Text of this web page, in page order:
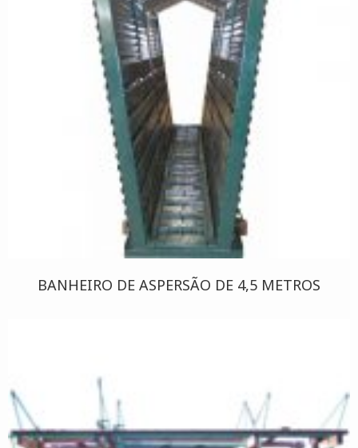
BANHEIRO DE ASPERSÃO DE 4,5 METROS